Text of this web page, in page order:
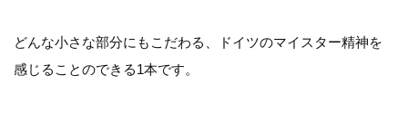
どんな小さな部分にもこだわる、ドイツのマイスター精神を
感じることのできる1本です。